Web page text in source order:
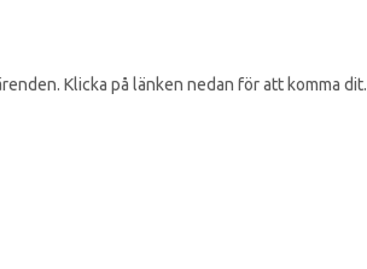
Klicka på länken nedan för att komma dit.